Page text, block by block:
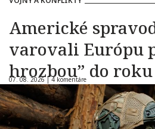
Americké
varovali Európu
hrozbou” do roku
07. 08. 2026 |4 komentáre